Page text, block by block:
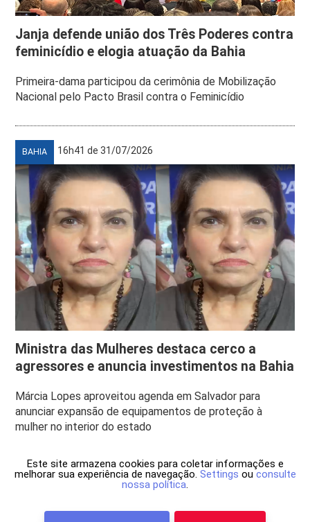
Janja defende união dos Três Poderes contra
feminicídio e elogia atuação da Bahia
Primeira-dama participou da cerimônia de Mobilização
Nacional pelo Pacto Brasil contra o Feminicídio
BAHIA 16h41 de 31/07/2026
Ministra das Mulheres destaca cerco a
agressores e anuncia investimentos na Bahia
Márcia Lopes aproveitou agenda em Salvador para
anunciar expansão de equipamentos de proteção à
mulher no interior do estado
Este site armazena cookies para coletar informações e
melhorar sua experiência de navegação. Settings ou consulte
nossa política.